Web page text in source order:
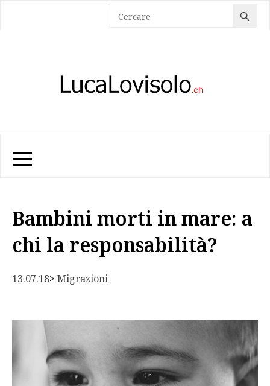
for:
Bambini morti in mare: a
chi la responsabilità?
13.07.18> Migrazioni